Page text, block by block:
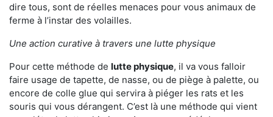
dire tous, sont de réelles menaces pour vous animaux de
ferme à l’instar des volailles.
Une action curative à travers une lutte physique
Pour cette méthode de lutte physique, il va vous falloir
faire usage de tapette, de nasse, ou de piège à palette, ou
encore de colle glue qui servira à piéger les rats et les
souris qui vous dérangent. C’est là une méthode qui vient